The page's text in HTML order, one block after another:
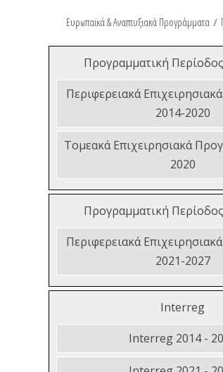
Ευρωπαϊκά & Αναπτυξιακά Προγράμματα /
Προγραμματική
Περιφερειακά
2014-2020
Τομεακά Επιχειρησιακά
2020
Προγραμματική
Περιφερειακά
2021-2027
Interreg
Interreg 2014 -